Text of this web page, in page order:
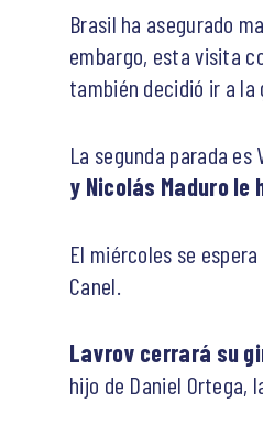
Brasil ha asegurado
embargo, esta visita
también decidió ir a la
La segunda parada
y Nicolás Maduro le
El miércoles se
Canel.
Lavrov cerrará su
hijo de Daniel Ortega,